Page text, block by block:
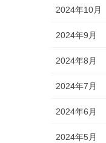
2024年10月
2024年9月
2024年8月
2024年7月
2024年6月
2024年5月